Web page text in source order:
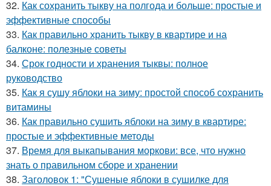
32. Как сохранить тыкву на полгода и больше: простые и
эффективные способы
33. Как правильно хранить тыкву в квартире и на
балконе: полезные советы
34. Срок годности и хранения тыквы: полное
руководство
35. Как я сушу яблоки на зиму: простой способ сохранить
витамины
36. Как правильно сушить яблоки на зиму в квартире:
простые и эффективные методы
37. Время для выкапывания моркови: все, что нужно
знать о правильном сборе и хранении
38. Заголовок 1: "Сушеные яблоки в сушилке для